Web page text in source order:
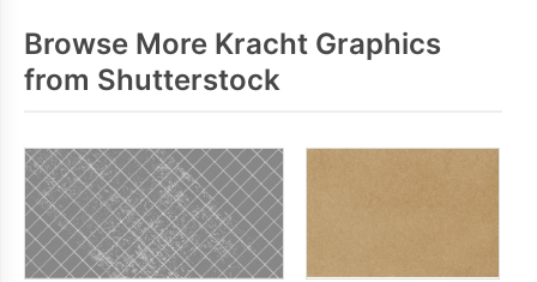
Browse More Kracht Graphics
from Shutterstock